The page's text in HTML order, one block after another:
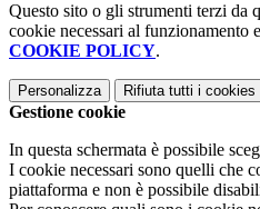
Questo sito o gli strumenti terzi da
cookie necessari al
COOKIE POLICY.
Personalizza Rifiuta tutti i cookies
Gestione cookie
In questa schermata è possibile
I cookie necessari sono quelli che
piattaforma e non è possibile